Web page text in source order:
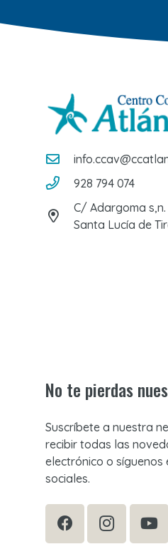
928 794 074
C/ Adargoma s,n.
Santa Lucía de
No te pierdas
Suscríbete a nuestra
recibir todas las
electrónico o síguenos
sociales.